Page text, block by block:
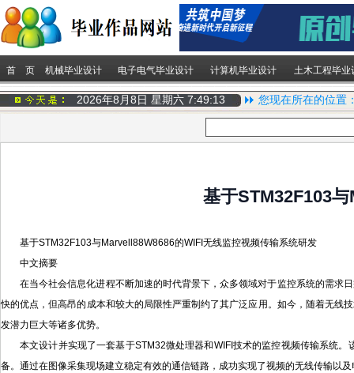
首 页 机械毕业设计 电子电气毕业设计 计算机毕业设计 土木工程毕业
2026年8月8日 星期六 7:49:14 您现在所在的位置
基于STM32F103
基于STM32F103与Marvell88W8686的WIFI无线监控视频传输系统研发
中文摘要
在当今社会信息化进程不断加速的时代背景下，众多领域对于监控系统的需求
快的优点，但高昂的成本和较大的局限性严重制约了其广泛应用。如今，随着无线
发潜力巨大等诸多优势。
本文设计并实现了一套基于STM32微处理器和WIFI技术的监控视频传输系统
备。通过在图像采集现场建立稳定有效的通信链路，成功实现了视频的无线传输以